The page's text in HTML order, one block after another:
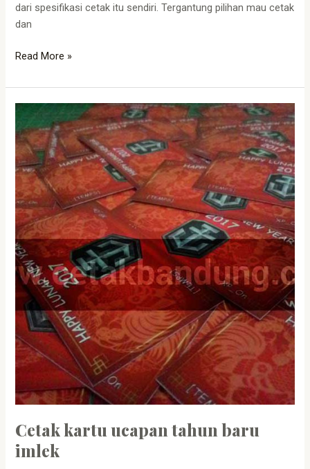
dari spesifikasi cetak itu sendiri. Tergantung pilihan mau cetak
dan
Read More »
Cetak kartu ucapan tahun baru
imlek
Cetak
kartu
ucapan
tahun
baru
imlek